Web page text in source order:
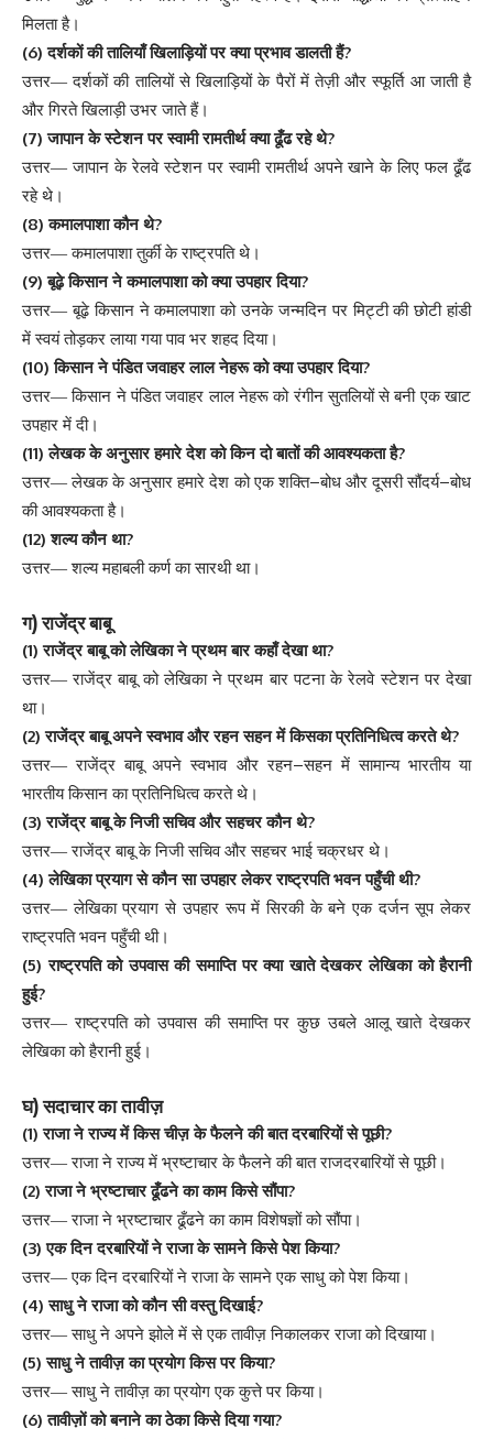
मिलता है।
(6)दर्शकों की तालियाँ खिलाड़ियों पर क्या प्रभाव डालती हैं?
उत्तर— दर्शकों की तालियों से खिलाड़ियों के पैरों में तेज़ी और स्फूर्ति आ जाती है
और गिरते खिलाड़ी उभर जाते हैं।
(7)जापान के स्टेशन पर स्वामी रामतीर्थ क्या ढूँढ रहे थे?
उत्तर— जापान के रेलवे स्टेशन पर स्वामी रामतीर्थ अपने खाने के लिए फल ढूँढ
रहे थे ।
(8)कमालपाशा कौन थे?
उत्तर— कमालपाशा तुर्की के राष्ट्रपति थे ।
(9)बूढ़े किसान ने कमालपाशा को क्या उपहार दिया?
उत्तर— बूढ़े किसान ने कमालपाशा को उनके जन्मदिन पर मिट्टी की छोटी हांडी
में स्वयं तोड़कर लाया गया पाव भर शहद दिया।
(10)किसान ने पंडित जवाहर लाल नेहरू को क्या उपहार दिया?
उत्तर— किसान ने पंडित जवाहर लाल नेहरू को रंगीन सुतलियों से बनी एक खाट
उपहार में दी।
(11)लेखक के अनुसार हमारे देश को किन दो बातों की आवश्यकता है?
उत्तर— लेखक के अनुसार हमारे देश को एक शक्ति–बोध और दूसरी सौंदर्य–बोध
की आवश्यकता है।
(12)शल्य कौन था?
उत्तर— शल्य महाबली कर्ण का सारथी था।
ग)राजेंद्र बाबू
(1)राजेंद्र बाबू को लेखिका ने प्रथम बार कहाँ देखा था?
उत्तर— राजेंद्र बाबू को लेखिका ने प्रथम बार पटना के रेलवे स्टेशन पर देखा
था।
(2)राजेंद्र बाबू अपने स्वभाव और रहन सहन में किसका प्रतिनिधित्व करते थे?
उत्तर— राजेंद्र बाबू अपने स्वभाव और रहन–सहन में सामान्य भारतीय या
भारतीय किसान का प्रतिनिधित्व करते थे ।
(3)राजेंद्र बाबू के निजी सचिव और सहचर कौन थे?
उत्तर— राजेंद्र बाबू के निजी सचिव और सहचर भाई चक्रधर थे ।
(4)लेखिका प्रयाग से कौन सा उपहार लेकर राष्ट्रपति भवन पहुँची थी?
उत्तर— लेखिका प्रयाग से उपहार रूप में सिरकी के बने एक दर्जन सूप लेकर
राष्ट्रपति भवन पहुँची थी।
(5)राष्ट्रपति को उपवास की समाप्ति पर क्या खाते देखकर लेखिका को हैरानी
हुई?
उत्तर— राष्ट्रपति को उपवास की समाप्ति पर कुछ उबले आलू खाते देखकर
लेखिका को हैरानी हुई ।
घ)सदाचार का तावीज़
(1)राजा ने राज्य में किस चीज़ के फैलने की बात दरबारियों से पूछी?
उत्तर— राजा ने राज्य में भ्रष्टाचार के फैलने की बात राजदरबारियों से पूछी।
(2)राजा ने भ्रष्टाचार ढूँढने का काम किसे सौंपा?
उत्तर— राजा ने भ्रष्टाचार ढूँढने का काम विशेषज्ञों को सौंपा।
(3)एक दिन दरबारियों ने राजा के सामने किसे पेश किया?
उत्तर— एक दिन दरबारियों ने राजा के सामने एक साधु को पेश किया।
(4)साधु ने राजा को कौन सी वस्तु दिखाई?
उत्तर— साधु ने अपने झोले में से एक तावीज़ निकालकर राजा को दिखाया।
(5)साधु ने तावीज़ का प्रयोग किस पर किया?
उत्तर— साधु ने तावीज़ का प्रयोग एक कुत्ते पर किया।
(6)तावीज़ों को बनाने का ठेका किसे दिया गया?